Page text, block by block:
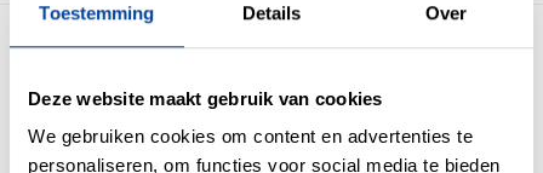
Toestemming Details Over
Deze website maakt gebruik van cookies
We gebruiken cookies om content en advertenties te
personaliseren, om functies voor social media te bieden
Watt incl. Dimmer
Een sfeervolle XXL led lamp
die is uitgevoerd met een 3 stappen dimmer. De 3
stappen dimmer kan je gewoon met je eigen muur schakelaar bedienen. De 3